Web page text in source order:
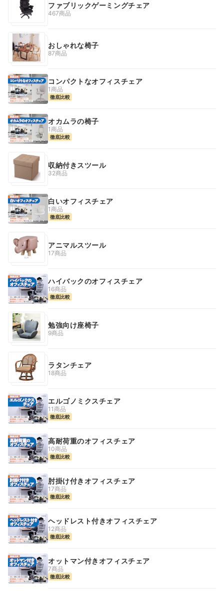
ファブリックゲーミングチェア
467商品
おしゃれな椅子
87商品
コンパクトなオフィスチェア
1商品
徹底比較
オカムラの椅子
1商品
徹底比較
収納付きスツール
32商品
白いオフィスチェア
1商品
徹底比較
アニマルスツール
17商品
ハイバックのオフィスチェア
16商品
徹底比較
勉強向け座椅子
9商品
ラタンチェア
18商品
エルゴノミクスチェア
11商品
徹底比較
高耐荷重のオフィスチェア
10商品
徹底比較
肘掛け付きオフィスチェア
17商品
徹底比較
ヘッドレスト付きオフィスチェア
12商品
徹底比較
オットマン付きオフィスチェア
7商品
徹底比較